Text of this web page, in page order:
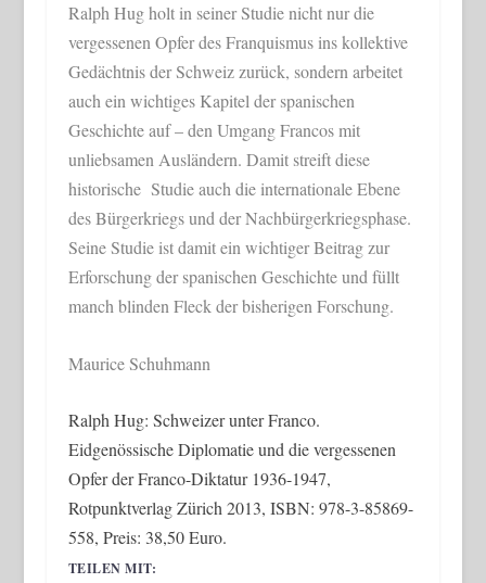
Ralph Hug holt in seiner Studie nicht nur die
vergessenen Opfer des Franquismus ins kollektive
Gedächtnis der Schweiz zurück, sondern arbeitet
auch ein wichtiges Kapitel der spanischen
Geschichte auf – den Umgang Francos mit
unliebsamen Ausländern. Damit streift diese
historische Studie auch die internationale Ebene
des Bürgerkriegs und der Nachbürgerkriegsphase.
Seine Studie ist damit ein wichtiger Beitrag zur
Erforschung der spanischen Geschichte und füllt
manch blinden Fleck der bisherigen Forschung.
Maurice Schuhmann
Ralph Hug: Schweizer unter Franco.
Eidgenössische Diplomatie und die vergessenen
Opfer der Franco-Diktatur 1936-1947,
Rotpunktverlag Zürich 2013, ISBN: 978-3-85869-
558, Preis: 38,50 Euro.
TEILEN MIT: